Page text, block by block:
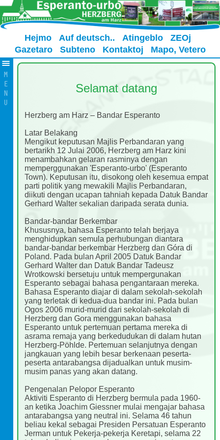
Hejmo Auf deutsch.. Atingeblo
ZEOj
Gazetaro
Subteno Kontaktoj Mapo, Vetero
Selamat datang
Herzberg am Harz – Bandar Esperanto
Latar Belakang
Mengikut keputusan Majlis Perbandaran yang
bertarikh 12 Julai 2006, Herzberg am Harz kini
menambahkan gelaran rasminya dengan
memperggunakan 'Esperanto-urbo' (Esperanto
Town). Keputusan itu, disokong oleh kesemua empat
parti politik yang mewakili Majlis Perbandaran,
diikuti dengan ucapan tahniah kepada Datuk Bandar
Gerhard Walter sekalian daripada serata dunia.
Bandar-bandar Berkembar
Khususnya, bahasa Esperanto telah berjaya
menghidupkan semula perhubungan diantara
bandar-bandar berkembar Herzberg dan Góra di
Poland. Pada bulan April 2005 Datuk Bandar
Gerhard Walter dan Datuk Bandar Tadeusz
Wrotkowski bersetuju untuk mempergunakan
Esperanto sebagai bahasa pengantaraan mereka.
Bahasa Esperanto diajar di dalam sekolah-sekolah
yang terletak di kedua-dua bandar ini. Pada bulan
Ogos 2006 murid-murid dari sekolah-sekolah di
Herzberg dan Gora menggunakan bahasa
Esperanto untuk pertemuan pertama mereka di
asrama remaja yang berkedudukan di dalam hutan
Herzberg-Pöhlde. Pertemuan selanjutnya dengan
jangkauan yang lebih besar berkenaan peserta-
peserta antarabangsa dijadualkan untuk musim-
musim panas yang akan datang.
Pengenalan Pelopor Esperanto
Aktiviti Esperanto di Herzberg bermula pada 1960-
an ketika Joachim Giessner mulai mengajar bahasa
antarabangsa yang neutral ini. Selama 46 tahun
beliau kekal sebagai Presiden Persatuan Esperanto
Jerman untuk Pekerja-pekerja Keretapi, selama 22